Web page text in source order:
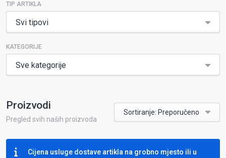
TIP ARTIKLA
Svi tipovi
KATEGORIJE
Sve kategorije
Proizvodi
Pregled svih naših proizvoda
Sortiranje: Preporučeno
Cijena usluge dostave artikla na grobno mjesto ili u